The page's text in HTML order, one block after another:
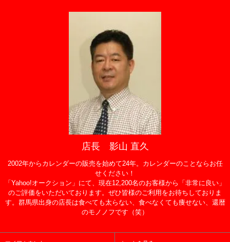
店長 影山 直久
2002年からカレンダーの販売を始めて24年。カレンダーのことならお任
せください！
「Yahoo!オークション」にて、現在12,200名のお客様から「非常に良い」
のご評価をいただいております。ぜひ皆様のご利用をお待ちしておりま
す。群馬県出身の店長は食べても太らない、食べなくても痩せない、還暦
のモノノフです（笑）